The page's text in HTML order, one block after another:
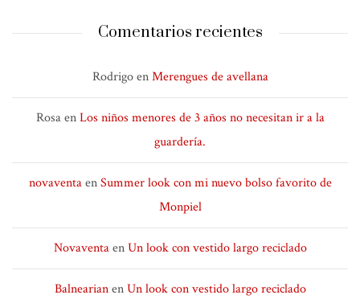
Comentarios recientes
RodrigoenMerengues de avellana
RosaenLos niños menores de 3 años no necesitan ir a la
guardería.
novaventaenSummer look con mi nuevo bolso favorito de
Monpiel
NovaventaenUn look con vestido largo reciclado
BalnearianenUn look con vestido largo reciclado